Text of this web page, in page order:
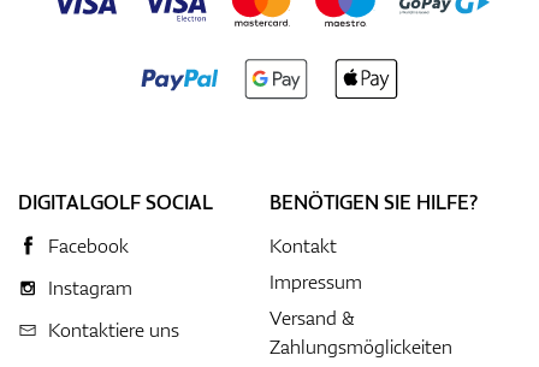
DIGITALGOLF SOCIAL
Facebook
Instagram
Kontaktiere uns
BENÖTIGEN SIE HILFE?
Kontakt
Impressum
Versand &
Zahlungsmöglickeiten